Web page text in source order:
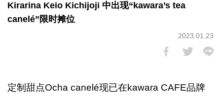
Kirarina Keio Kichijoji 中出现“kawara’s tea
canelé”限时摊位
2023.01.23
定制甜点Ocha canelé现已在kawara CAFE品牌